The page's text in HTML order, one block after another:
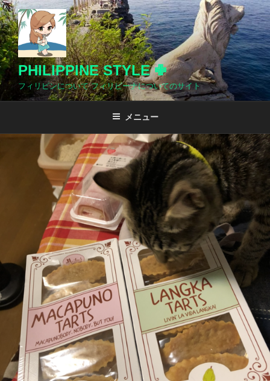
コ
ン
テ
ン
ツ
へ
ス
プ
PHILIPPINE STYLE ✙
フィリピンについて フィリピーナについてのサイト
メニュー